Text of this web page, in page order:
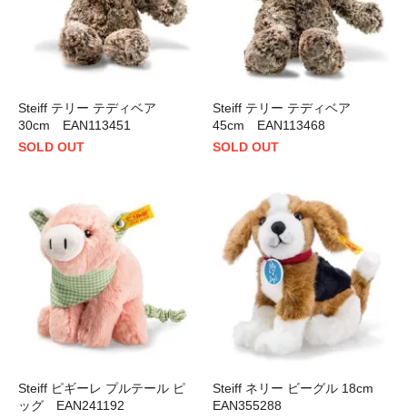
Steiff テリー テディベア
30cm EAN113451
SOLD OUT
Steiff テリー テディベア
45cm EAN113468
SOLD OUT
Steiff ピギーレ プルテール ピ
ッグ EAN241192
Steiff ネリー ビーグル 18cm
EAN355288